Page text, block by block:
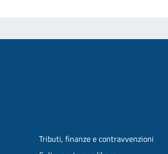
Tributi, finanze e contravvenzioni